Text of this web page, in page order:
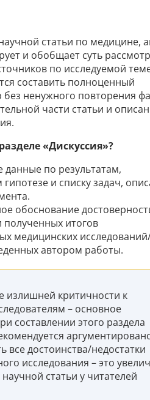
статьи по медицине,
и обобщает суть
по исследуемой
составить полноценный
ненужного повторения
части статьи и
«Дискуссия»?
по результатам,
и списку задач,
обоснование
полученных итогов
медицинских
автором работы.
излишней критичности к
– основное
составлении этого раздела
все достоинства/недостатки
исследования – это
статьи у читателей